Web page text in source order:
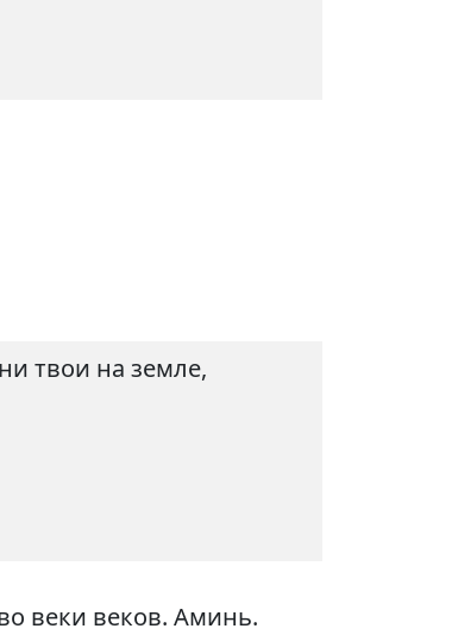
твои на земле,
веки веков. Аминь.